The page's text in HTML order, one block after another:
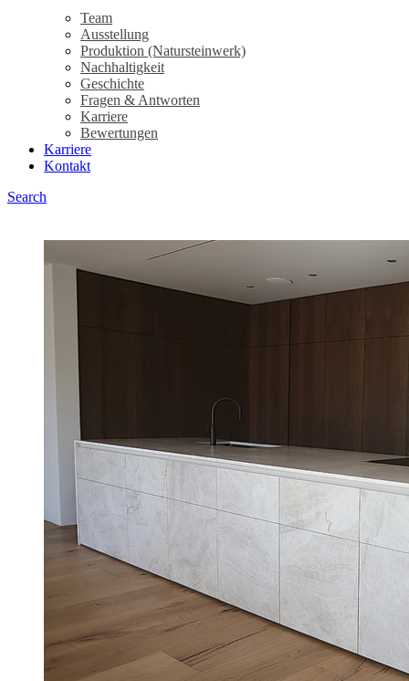
Team
Ausstellung
Produktion (Natursteinwerk)
Nachhaltigkeit
Geschichte
Fragen & Antworten
Karriere
Bewertungen
Karriere
Kontakt
Search